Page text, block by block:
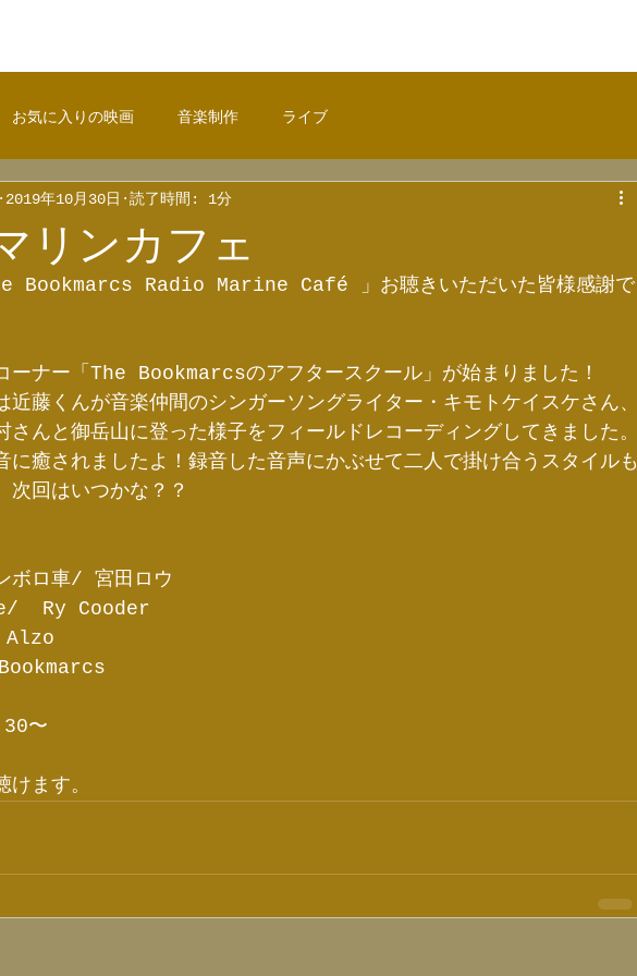
お気に入りの映画 音楽制作 ライブ
リンカフェ
2019年10月30日 読了時間: 1分
Bookmarcs Radio Marine Café 」お聴きいただいた皆様感謝で
ーナー「The Bookmarcsのアフタースクール」が始まりました！
近藤くんが音楽仲間のシンガーソングライター・キモトケイスケさん、
さんと御岳山に登った様子をフィールドレコーディングしてきました。
に癒されましたよ！録音した音声にかぶせて二人で掛け合うスタイルも
次回はいつかな？？
ボロ車/ 宮田ロウ
Ry Cooder
Alzo
30〜
けます。